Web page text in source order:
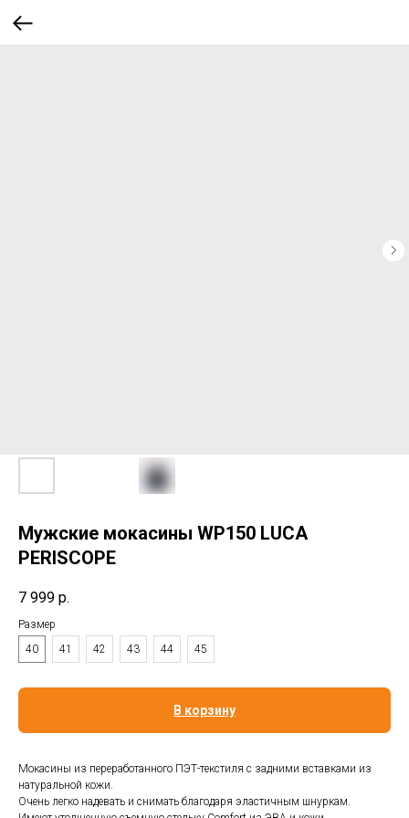
Мужские мокасины WP150 LUCA
PERISCOPE
7 999 р.
Размер
40
41 42 43 44 45
В корзину
Мокасины из переработанного ПЭТ-текстиля с задними вставками из
натуральной кожи.
Очень легко надевать и снимать благодаря эластичным шнуркам.